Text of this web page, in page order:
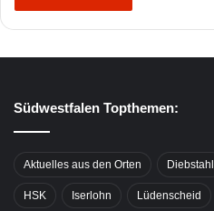
Südwestfalen Topthemen:
Aktuelles aus den Orten Diebstahl
HSK Iserlohn Lüdenscheid